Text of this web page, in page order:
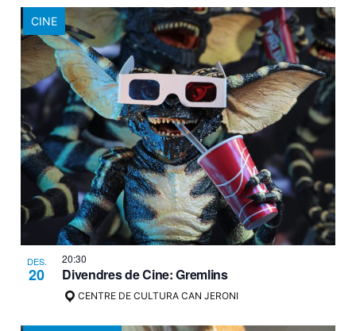
CINE
DES.
20
20:30
Divendres de Cine: Gremlins
CENTRE DE CULTURA CAN JERONI